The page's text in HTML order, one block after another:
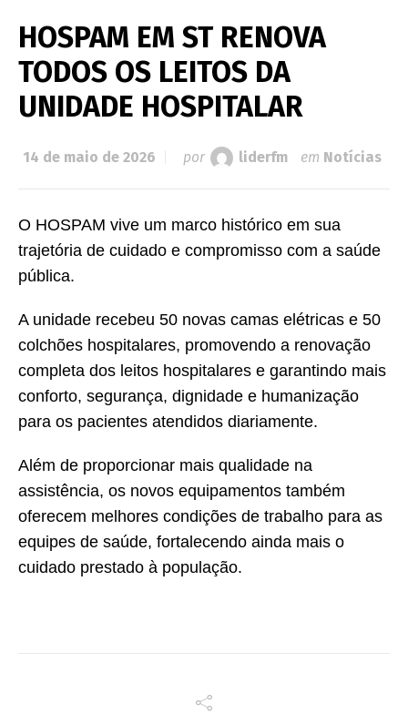
HOSPAM EM ST RENOVA
TODOS OS LEITOS DA
UNIDADE HOSPITALAR
14 de maio de 2026 por liderfm em Notícias
O HOSPAM vive um marco histórico em sua
trajetória de cuidado e compromisso com a saúde
pública.
A unidade recebeu 50 novas camas elétricas e 50
colchões hospitalares, promovendo a renovação
completa dos leitos hospitalares e garantindo mais
conforto, segurança, dignidade e humanização
para os pacientes atendidos diariamente.
Além de proporcionar mais qualidade na
assistência, os novos equipamentos também
oferecem melhores condições de trabalho para as
equipes de saúde, fortalecendo ainda mais o
cuidado prestado à população.